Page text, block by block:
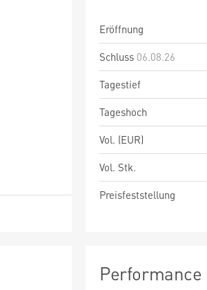
Eröffnung
Schluss 06.08.26
Tagestief
Tageshoch
Vol. (EUR)
Vol. Stk.
Preisfeststellung
Performance